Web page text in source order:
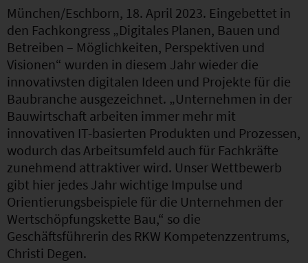
München/Eschborn, 18. April 2023. Eingebettet in
den Fachkongress „Digitales Planen, Bauen und
Betreiben – Möglichkeiten, Perspektiven und
Visionen“ wurden in diesem Jahr wieder die
innovativsten digitalen Ideen und Projekte für die
Baubranche ausgezeichnet. „Unternehmen in der
Bauwirtschaft arbeiten immer mehr mit
innovativen IT-basierten Produkten und Prozessen,
wodurch das Arbeitsumfeld auch für Fachkräfte
zunehmend attraktiver wird. Unser Wettbewerb
gibt hier jedes Jahr wichtige Impulse und
Orientierungsbeispiele für die Unternehmen der
Wertschöpfungskette Bau,“ so die
Geschäftsführerin des RKW Kompetenzzentrums,
Christi Degen.